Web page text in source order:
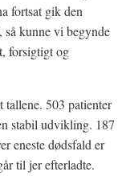
fortsat gik den
så kunne vi begynde
forsigtigt og
tallene. 503 patienter
stabil udvikling. 187
eneste dødsfald er
til jer efterladte.